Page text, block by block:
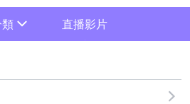
直播影片